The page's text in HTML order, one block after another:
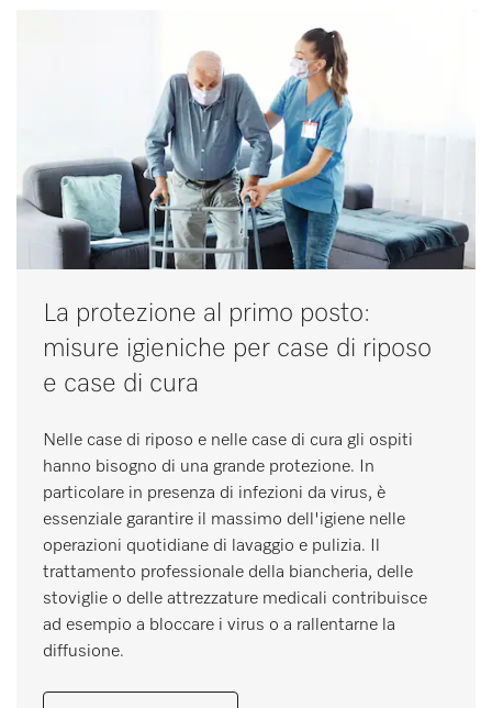
La protezione al primo posto:
misure igieniche per case di riposo
e case di cura
Nelle case di riposo e nelle case di cura gli ospiti
hanno bisogno di una grande protezione. In
particolare in presenza di infezioni da virus, è
essenziale garantire il massimo dell'igiene nelle
operazioni quotidiane di lavaggio e pulizia. Il
trattamento professionale della biancheria, delle
stoviglie o delle attrezzature medicali contribuisce
ad esempio a bloccare i virus o a rallentarne la
diffusione.